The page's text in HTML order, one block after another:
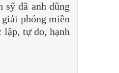
sỹ đã anh dũng
phóng miền
lập, tự do, hạnh